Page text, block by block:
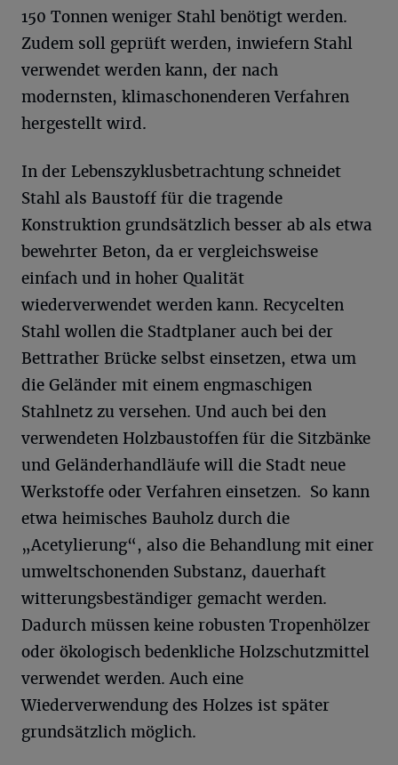
150 Tonnen weniger Stahl benötigt werden.
Zudem soll geprüft werden, inwiefern Stahl
verwendet werden kann, der nach
modernsten, klimaschonenderen Verfahren
hergestellt wird.
In der Lebenszyklusbetrachtung schneidet
Stahl als Baustoff für die tragende
Konstruktion grundsätzlich besser ab als etwa
bewehrter Beton, da er vergleichsweise
einfach und in hoher Qualität
wiederverwendet werden kann. Recycelten
Stahl wollen die Stadtplaner auch bei der
Bettrather Brücke selbst einsetzen, etwa um
die Geländer mit einem engmaschigen
Stahlnetz zu versehen. Und auch bei den
verwendeten Holzbaustoffen für die Sitzbänke
und Geländerhandläufe will die Stadt neue
Werkstoffe oder Verfahren einsetzen. So kann
etwa heimisches Bauholz durch die
„Acetylierung“, also die Behandlung mit einer
umweltschonenden Substanz, dauerhaft
witterungsbeständiger gemacht werden.
Dadurch müssen keine robusten Tropenhölzer
oder ökologisch bedenkliche Holzschutzmittel
verwendet werden. Auch eine
Wiederverwendung des Holzes ist später
grundsätzlich möglich.